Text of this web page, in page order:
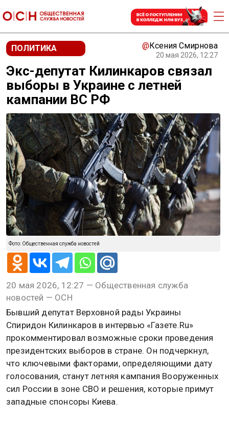
ПОЛИТИКА @Ксения Смирнова
20 мая 2026, 12:27
Экс-депутат Килинкаров связал
выборы в Украине с летней
кампании ВС РФ
Фото: Общественная служба новостей
20 мая 2026, 12:27 — Общественная служба
новостей — ОСН
Бывший депутат Верховной рады Украины
Спиридон Килинкаров в интервью «Газете.Ru»
прокомментировал возможные сроки проведения
президентских выборов в стране. Он подчеркнул,
что ключевыми факторами, определяющими дату
голосования, станут летняя кампания Вооруженных
сил России в зоне СВО и решения, которые примут
западные спонсоры Киева.